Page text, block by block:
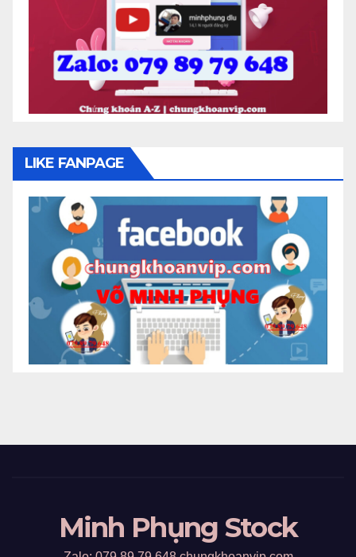
LIKE FANPAGE
Minh Phụng Stock